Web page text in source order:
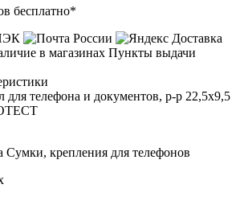
бесплатно*
в магазинах Пункты выдачи
телефона и документов, р-р 22,5х9,5
Сумки, крепления для телефонов